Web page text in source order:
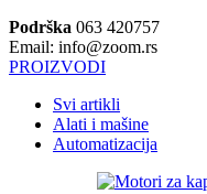
Podrška 063 420757
Email: info@zoom.rs
PROIZVODI
Svi artikli
Alati i mašine
Automatizacija